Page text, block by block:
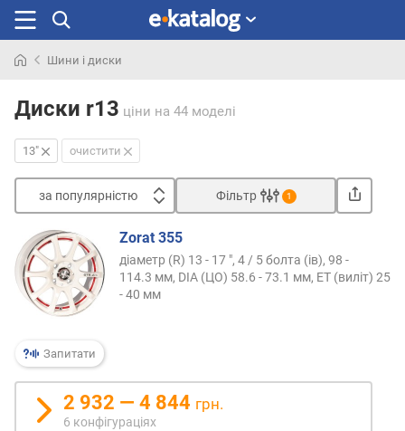
раніше
Шини і диски
Диски r13 ціни на 44 моделі
13" очистити
за популярністю
з
а
п
о
л
я
р
н
Фільтр 1
Запитати
Zorat 355
діаметр (R) 13 - 17 ", 4 / 5 болта (ів), 98 -
114.3 мм, DIA (ЦО) 58.6 - 73.1 мм, ET (виліт) 25
- 40 мм
2 932 — 4 844 грн.
6 конфігураціях